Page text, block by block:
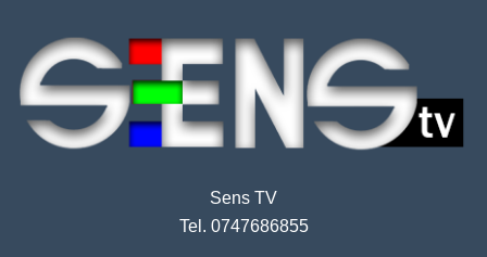
Sens TV
Tel. 0747686855